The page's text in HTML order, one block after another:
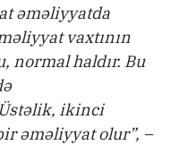
əməliyyatda
vaxtının
normal haldır. Bu
ikinci
əməliyyat olur”, –